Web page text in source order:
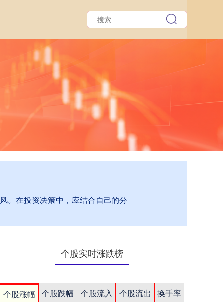
。在投资决策中，应结合自己的分
个股实时涨跌榜
个股涨幅 个股跌幅 个股流入 个股流出
换手率